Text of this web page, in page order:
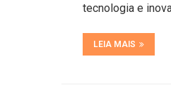
tecnologia e
LEIA MAIS